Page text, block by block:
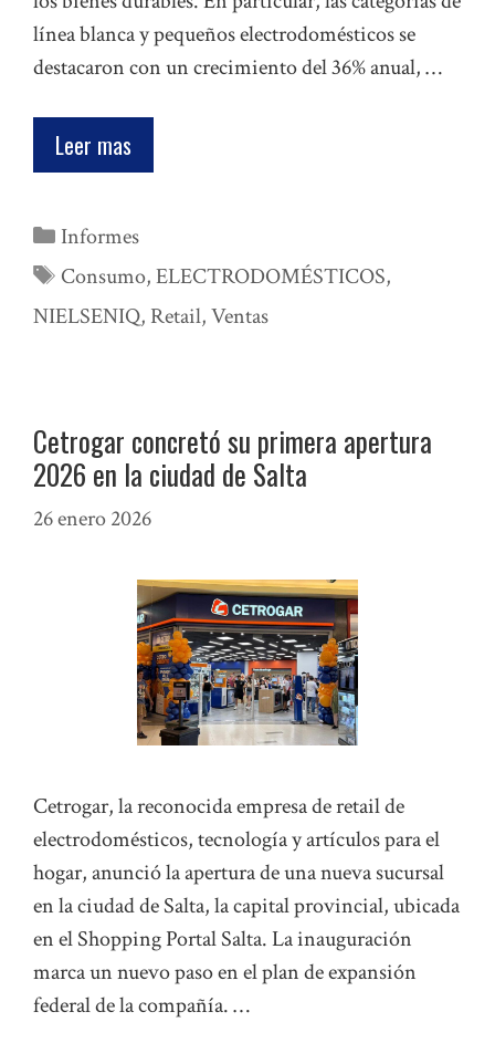
línea blanca y pequeños electrodomésticos se
destacaron con un crecimiento del 36% anual, …
Leer mas
Categorías
Informes
Etiquetas
Consumo,ELECTRODOMÉSTICOS,
NIELSENIQ, Retail,Ventas
Cetrogar concretó su primera apertura
2026 en la ciudad de Salta
26 enero 2026
Cetrogar, la reconocida empresa de retail de
electrodomésticos, tecnología y artículos para el
hogar, anunció la apertura de una nueva sucursal
en la ciudad de Salta, la capital provincial, ubicada
en el Shopping Portal Salta. La inauguración
marca un nuevo paso en el plan de expansión
federal de la compañía. …